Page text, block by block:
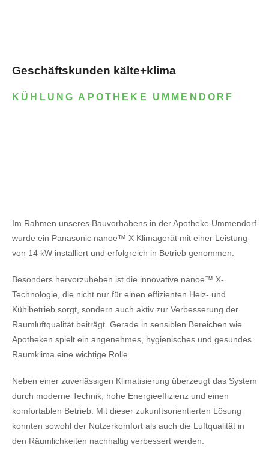
Geschäftskunden kälte+klima
KÜHLUNG APOTHEKE UMMENDORF
Im Rahmen unseres Bauvorhabens in der Apotheke Ummendorf
wurde ein Panasonic nanoe™ X Klimagerät mit einer Leistung
von 14 kW installiert und erfolgreich in Betrieb genommen.
Besonders hervorzuheben ist die innovative nanoe™ X-
Technologie, die nicht nur für einen effizienten Heiz- und
Kühlbetrieb sorgt, sondern auch aktiv zur Verbesserung der
Raumluftqualität beiträgt. Gerade in sensiblen Bereichen wie
Apotheken spielt ein angenehmes, hygienisches und gesundes
Raumklima eine wichtige Rolle.
Neben einer zuverlässigen Klimatisierung überzeugt das System
durch moderne Technik, hohe Energieeffizienz und einen
komfortablen Betrieb. Mit dieser zukunftsorientierten Lösung
konnten sowohl der Nutzerkomfort als auch die Luftqualität in
den Räumlichkeiten nachhaltig verbessert werden.